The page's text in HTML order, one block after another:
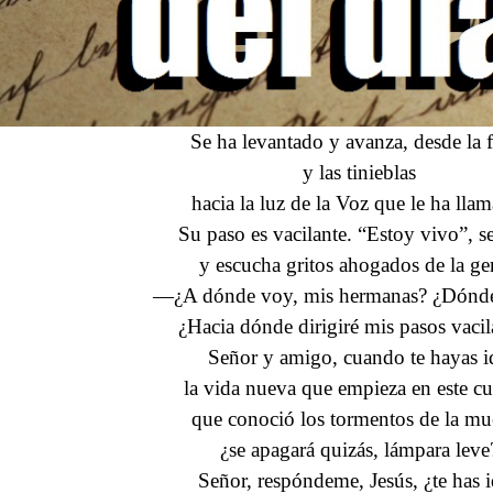
Se ha levantado y avanza, desde la
y las tinieblas
hacia la luz de la Voz que le ha
Su paso es vacilante. “Estoy vivo”,
y escucha gritos ahogados de la
—¿A dónde voy, mis hermanas?
¿Hacia dónde dirigiré mis pasos
Señor y amigo, cuando te hayas
la vida nueva que empieza en este
que conoció los tormentos de la
¿se apagará quizás, lámpara
Señor, respóndeme, Jesús, ¿te has